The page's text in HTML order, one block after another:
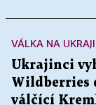
VÁLKA NA
Ukrajinci
Wildberries
válčící